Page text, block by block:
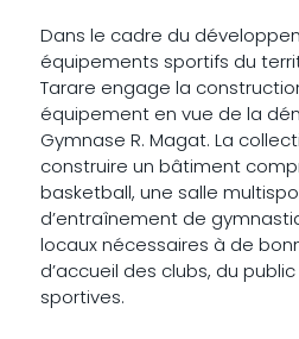
Dans le cadre du
équipements sportifs du
Tarare engage la
équipement en vue de la
Gymnase R. Magat. La
construire un bâtiment
basketball, une salle
d’entraînement de
locaux nécessaires à de
d’accueil des clubs, du
sportives.